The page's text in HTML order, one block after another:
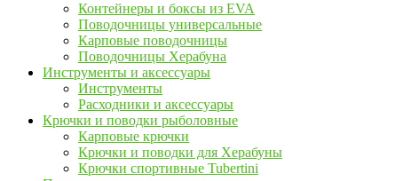
Контейнеры и боксы из EVA
Поводочницы универсальные
Карповые поводочницы
Поводочницы Херабуна
Инструменты и аксессуары
Инструменты
Расходники и аксессуары
Крючки и поводки рыболовные
Карповые крючки
Крючки и поводки для Херабуны
Крючки спортивные Tubertini